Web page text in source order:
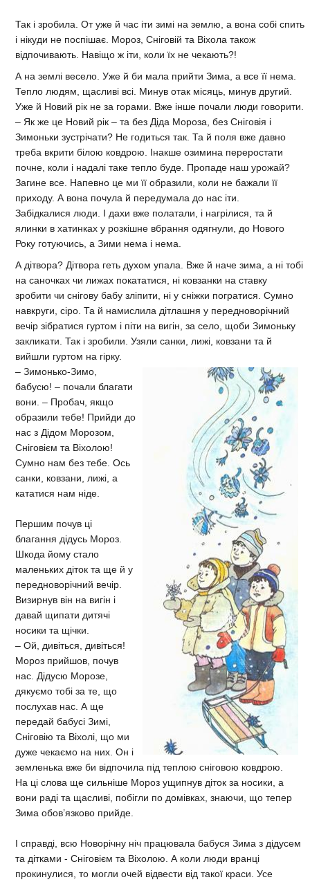
Так і зробила. От уже й час іти зимі на землю, а вона собі спить
і нікуди не поспішає. Мороз, Сніговій та Віхола також
відпочивають. Навіщо ж іти, коли їх не чекають?!
А на землі весело. Уже й би мала прийти Зима, а все її нема.
Тепло людям, щасливі всі. Минув отак місяць, минув другий.
Уже й Новий рік не за горами. Вже інше почали люди говорити.
– Як же це Новий рік – та без Діда Мороза, без Сніговія і
Зимоньки зустрічати? Не годиться так. Та й поля вже давно
треба вкрити білою ковдрою. Інакше озимина переростати
почне, коли і надалі таке тепло буде. Пропаде наш урожай?
Загине все. Напевно це ми її образили, коли не бажали її
приходу. А вона почула й передумала до нас іти.
Забідкалися люди. І дахи вже полатали, і нагрілися, та й
ялинки в хатинках у розкішне вбрання одягнули, до Нового
Року готуючись, а Зими нема і нема.
А дітвора? Дітвора геть духом упала. Вже й наче зима, а ні тобі
на саночках чи лижах покататися, ні ковзанки на ставку
зробити чи снігову бабу зліпити, ні у сніжки погратися. Сумно
навкруги, сіро. Та й намислила дітлашня у передноворічний
вечір зібратися гуртом і піти на вигін, за село, щоби Зимоньку
закликати. Так і зробили. Узяли санки, лижі, ковзани та й
вийшли гуртом на гірку.
– Зимонько-Зимо,
бабусю! – почали благати
вони. – Пробач, якщо
образили тебе! Прийди до
нас з Дідом Морозом,
Сніговієм та Віхолою!
Сумно нам без тебе. Ось
санки, ковзани, лижі, а
кататися нам ніде.
Першим почув ці
благання дідусь Мороз.
Шкода йому стало
маленьких діток та ще й у
передноворічний вечір.
Визирнув він на вигін і
давай щипати дитячі
носики та щічки.
– Ой, дивіться, дивіться!
Мороз прийшов, почув
нас. Дідусю Морозе,
дякуємо тобі за те, що
послухав нас. А ще
передай бабусі Зимі,
Сніговію та Віхолі, що ми
дуже чекаємо на них. Он і
земленька вже би відпочила під теплою сніговою ковдрою.
На ці слова ще сильніше Мороз ущипнув діток за носики, а
вони раді та щасливі, побігли по домівках, знаючи, що тепер
Зима обов’язково прийде.
І справді, всю Новорічну ніч працювала бабуся Зима з дідусем
та дітками - Сніговієм та Віхолою. А коли люди вранці
прокинулися, то могли очей відвести від такої краси. Усе